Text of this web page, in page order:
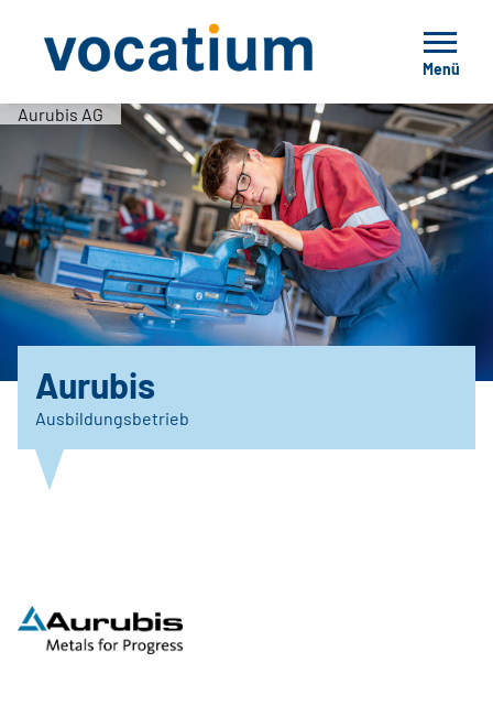
Menü
Aurubis AG
Aurubis
Ausbildungsbetrieb